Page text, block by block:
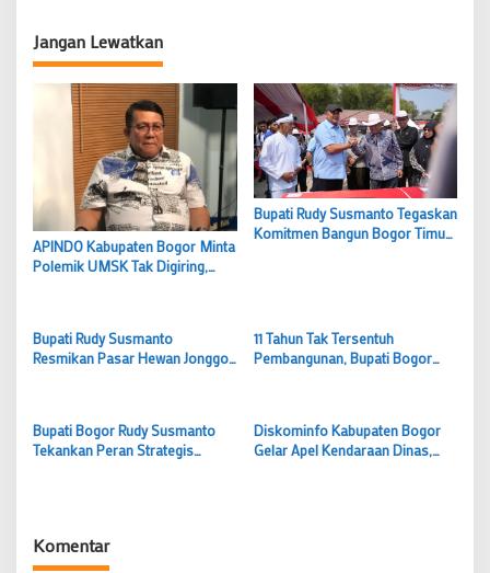
Jangan Lewatkan
APINDO Kabupaten Bogor Minta
Polemik UMSK Tak Digiring,
Bupati Rudy Susmanto Tegaskan
Komitmen Bangun Bogor Timur
Bupati Rudy Susmanto
Resmikan Pasar Hewan Jonggol,
11 Tahun Tak Tersentuh
Pembangunan, Bupati Bogor
Bupati Bogor Rudy Susmanto
Tekankan Peran Strategis
Diskominfo Kabupaten Bogor
Gelar Apel Kendaraan Dinas,
Komentar